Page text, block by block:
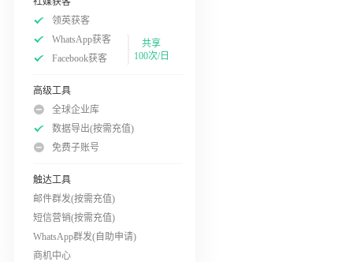
领英获客
WhatsApp获客
Facebook获客
共享
100次/日
高级工具
全球企业库
数据导出(按需充值)
免费子账号
触达工具
邮件群发(按需充值)
短信营销(按需充值)
WhatsApp群发(自助申请)
商机中心